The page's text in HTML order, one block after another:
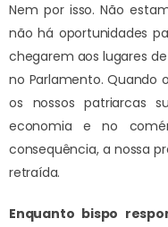
Nem por isso. Não
não há oportunidades
chegarem aos lugares
no Parlamento. Quando
os nossos patriarcas
economia e no
consequência, a nossa
retraída.
Enquanto bispo